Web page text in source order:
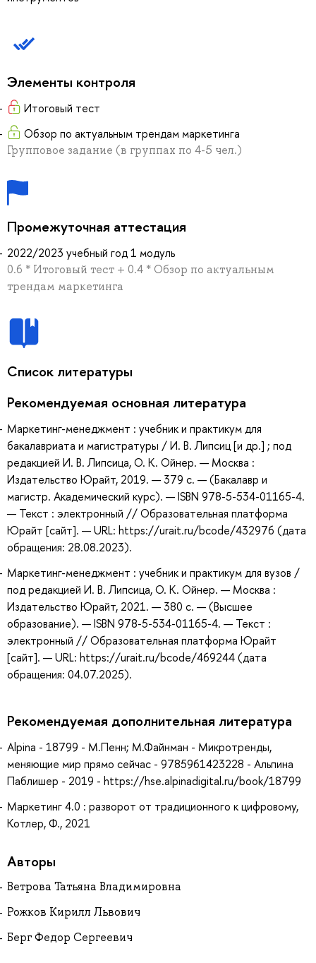
Элементы контроля
Итоговый тест
Обзор по актуальным трендам маркетинга
Групповое задание (в группах по 4-5 чел.)
Промежуточная аттестация
2022/2023 учебный год 1 модуль
0.6 * Итоговый тест + 0.4 * Обзор по актуальным
трендам маркетинга
Список литературы
Рекомендуемая основная литература
Маркетинг-менеджмент : учебник и практикум для
бакалавриата и магистратуры / И. В. Липсиц [и др.] ; под
редакцией И. В. Липсица, О. К. Ойнер. — Москва :
Издательство Юрайт, 2019. — 379 с. — (Бакалавр и
магистр. Академический курс). — ISBN 978-5-534-01165-4.
— Текст : электронный // Образовательная платформа
Юрайт [сайт]. — URL: https://urait.ru/bcode/432976 (дата
обращения: 28.08.2023).
Маркетинг-менеджмент : учебник и практикум для вузов /
под редакцией И. В. Липсица, О. К. Ойнер. — Москва :
Издательство Юрайт, 2021. — 380 с. — (Высшее
образование). — ISBN 978-5-534-01165-4. — Текст :
электронный // Образовательная платформа Юрайт
[сайт]. — URL: https://urait.ru/bcode/469244 (дата
обращения: 04.07.2025).
Рекомендуемая дополнительная литература
Alpina - 18799 - М.Пенн; М.Файнман - Микротренды,
меняющие мир прямо сейчас - 9785961423228 - Альпина
Паблишер - 2019 - https://hse.alpinadigital.ru/book/18799
Маркетинг 4.0 : разворот от традиционного к цифровому,
Котлер, Ф., 2021
Авторы
Ветрова Татьяна Владимировна
Рожков Кирилл Львович
Берг Федор Сергеевич